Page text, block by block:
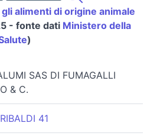
alimenti di origine animale
- fonte dati Ministero della
)
SAS DI FUMAGALLI
& C.
41